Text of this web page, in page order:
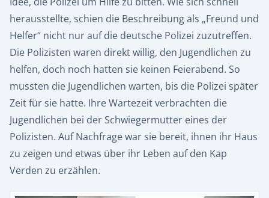
herausstellte, schien die Beschreibung als „Freund und
Helfer“ nicht nur auf die deutsche Polizei zuzutreffen.
Die Polizisten waren direkt willig, den Jugendlichen zu
helfen, doch noch hatten sie keinen Feierabend. So
mussten die Jugendlichen warten, bis die Polizei später
Zeit für sie hatte. Ihre Wartezeit verbrachten die
Jugendlichen bei der Schwiegermutter eines der
Polizisten. Auf Nachfrage war sie bereit, ihnen ihr Haus
zu zeigen und etwas über ihr Leben auf den Kap
Verden zu erzählen.